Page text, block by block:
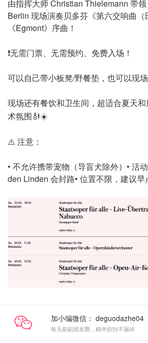
由指挥大师 Christian Thielemann 带
Berlin 现场演奏贝多芬《第六交响曲（
《Egmont》序曲！
❗无需门票、无需预约、免费入场！
可以自己带小板凳/野餐垫，也可以现
现场还有餐饮和卫生间，超适合夏天
术氛围🎻☀️
⚠️ 注意：
• 不允许携带宠物（导盲犬除外） • 活
den Linden 会封路• 位置不限，建议早
加小编微信：
每天刷刷朋友圈，精华折扣不漏掉